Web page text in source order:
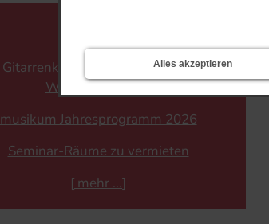
Alles akzeptieren
Gitarrenkurse für Anfänger und
Wiedereinsteiger
musikum Jahresprogramm 2026
Seminar-Räume zu vermieten
[ mehr ]